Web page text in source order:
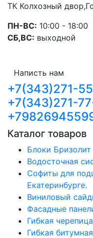
ТК Колхозный
ПН-ВС: 10:00 - 18:00
СБ,ВС: выходной
Написть нам
+7(343)271-
+7(343)271-
Каталог товаров
Блоки Бризолит
Водосточная
Софиты для
Екатеринбурге.
Виниловый
Фасадные
Гибкая черепица
Гибкая